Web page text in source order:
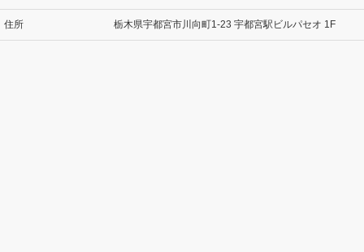
住所 栃木県宇都宮市川向町1-23 宇都宮駅ビルパセオ 1F